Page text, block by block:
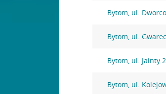
Bytom, ul.
Bytom, ul.
Bytom, ul. Jainty
Bytom, ul.